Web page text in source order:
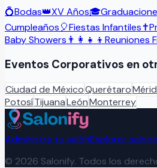
💍Bodas👑XV Años🎓
Cumpleaños🎈Fiestas Infantiles✝️
Baby Showers 👨‍👩‍👧‍👦 Reuniones
Eventos Corporativos en
Ciudad de MéxicoQuerétaro
PotosíTijuanaLeónMonterrey
Administra tu salónExplorar
© 2026 Salonify. Todos los